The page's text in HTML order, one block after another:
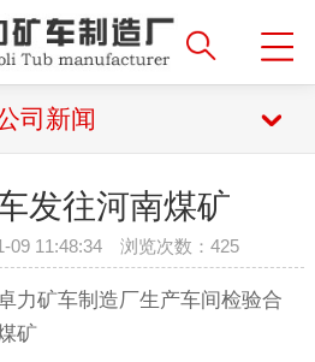
司新闻
发往河南煤矿
09 11:48:34 浏览次数：425
力矿车制造厂生产车间检验合
矿